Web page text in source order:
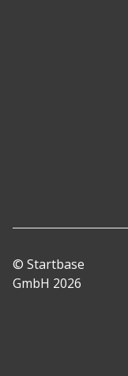
© Startbase
GmbH 2026